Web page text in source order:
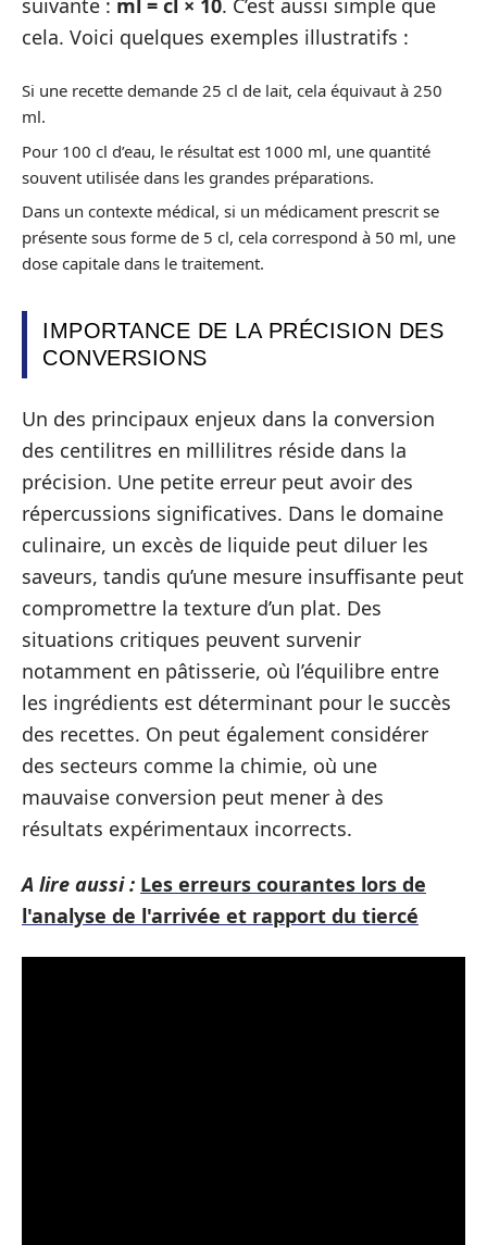
cela. Voici quelques exemples illustratifs :
Si une recette demande 25 cl de lait, cela équivaut à 250
ml.
Pour 100 cl d’eau, le résultat est 1000 ml, une quantité
souvent utilisée dans les grandes préparations.
Dans un contexte médical, si un médicament prescrit se
présente sous forme de 5 cl, cela correspond à 50 ml, une
dose capitale dans le traitement.
IMPORTANCE DE LA PRÉCISION DES
CONVERSIONS
Un des principaux enjeux dans la conversion
des centilitres en millilitres réside dans la
précision. Une petite erreur peut avoir des
répercussions significatives. Dans le domaine
culinaire, un excès de liquide peut diluer les
saveurs, tandis qu’une mesure insuffisante peut
compromettre la texture d’un plat. Des
situations critiques peuvent survenir
notamment en pâtisserie, où l’équilibre entre
les ingrédients est déterminant pour le succès
des recettes. On peut également considérer
des secteurs comme la chimie, où une
mauvaise conversion peut mener à des
résultats expérimentaux incorrects.
A lire aussi : Les erreurs courantes lors de
l'analyse de l'arrivée et rapport du tiercé